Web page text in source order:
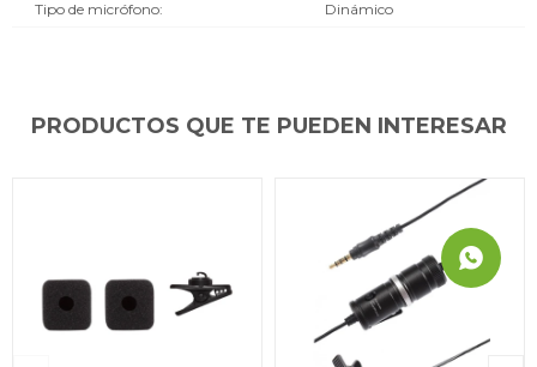
Tipo de micrófono Dinámico
PRODUCTOS QUE TE PUEDEN INTERESAR